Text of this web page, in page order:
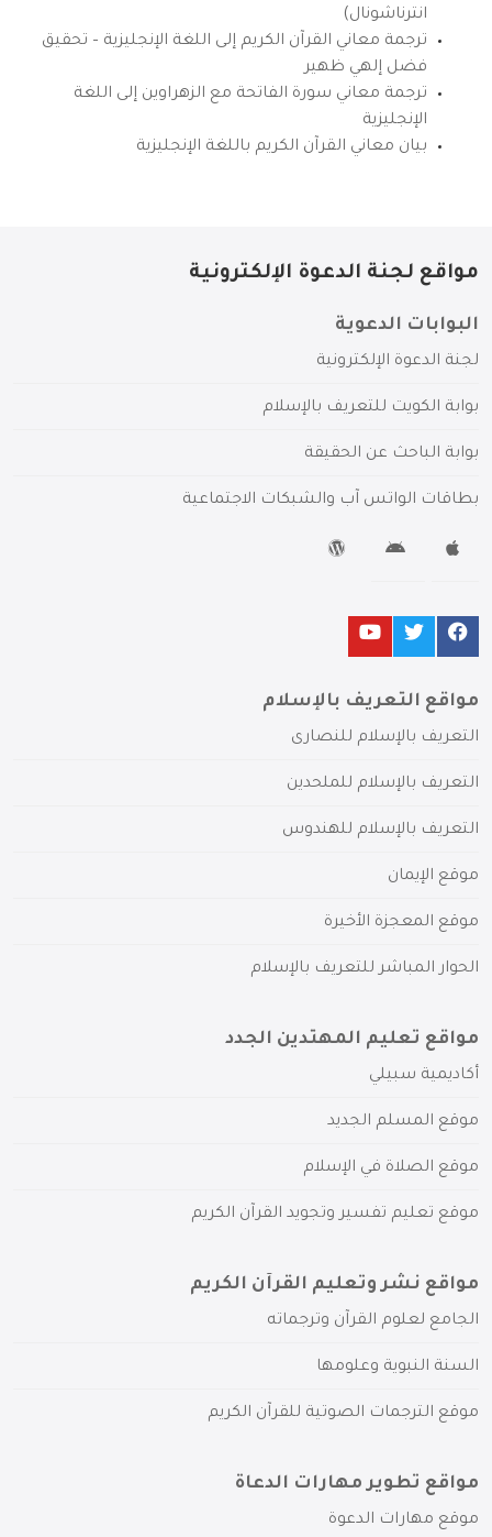
انترناشونال)
ترجمة معاني القرآن الكريم إلى اللغة الإنجليزية – تحقيق
فضل إلهي ظهير
ترجمة معاني سورة الفاتحة مع الزهراوين إلى اللغة
الإنجليزية
بيان معاني القرآن الكريم باللغة الإنجليزية
مواقع لجنة الدعوة الإلكترونية
البوابات الدعوية
لجنة الدعوة الإلكترونية
بوابة الكويت للتعريف بالإسلام
بوابة الباحث عن الحقيقة
بطاقات الواتس آب والشبكات الاجتماعية
مواقع التعريف بالإسلام
التعريف بالإسلام للنصارى
التعريف بالإسلام للملحدين
التعريف بالإسلام للهندوس
موقع الإيمان
موقع المعجزة الأخيرة
الحوار المباشر للتعريف بالإسلام
مواقع تعليم المهتدين الجدد
أكاديمية سبيلي
موقع المسلم الجديد
موقع الصلاة في الإسلام
موقع تعليم تفسير وتجويد القرآن الكريم
مواقع نشر وتعليم القرآن الكريم
الجامع لعلوم القرآن وترجماته
السنة النبوية وعلومها
موقع الترجمات الصوتية للقرآن الكريم
مواقع تطوير مهارات الدعاة
موقع مهارات الدعوة